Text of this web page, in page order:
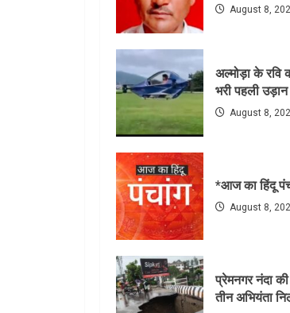
August 8,
अल्मोड़ा के रवि
भरी पहली उड़ान
August 8,
*आज का हिंदू
August 8,
प्रेमनगर नंदा
तीन अभियंता